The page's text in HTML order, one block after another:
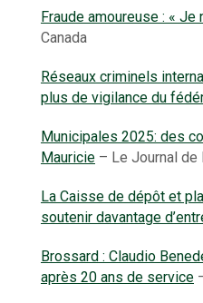
Fraude amoureuse : « Je
Canada
Réseaux criminels
plus de vigilance du
Municipales 2025: des
Mauricie – Le Journal de
La Caisse de dépôt et
soutenir davantage
Brossard : Claudio
après 20 ans de service